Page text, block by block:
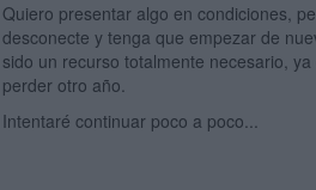
Quiero presentar algo en condiciones,
desconecte y tenga que empezar de
sido un recurso totalmente necesario,
perder otro año.
Intentaré continuar poco a poco...